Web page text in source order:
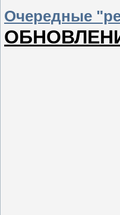
Очередные